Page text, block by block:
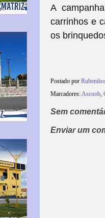
A
carrinhos e
os
Postado por
Marcadores:Ascoob,
Sem
Enviar um